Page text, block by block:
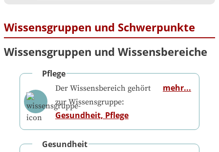
Wissensgruppen und Schwerpunkte
Wissensgruppen und Wissensbereiche
Pflege
Der Wissensbereich gehört
zur Wissensgruppe:
Gesundheit, Pflege
mehr...
Gesundheit